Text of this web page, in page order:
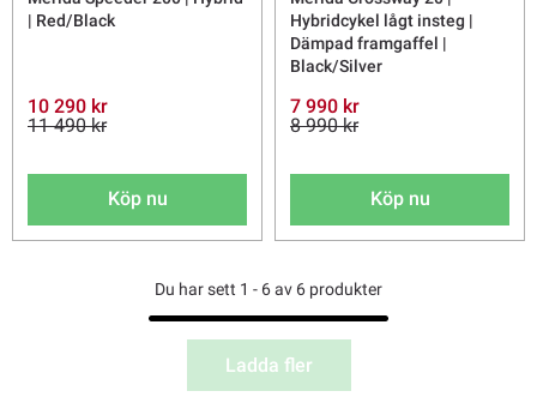
| Red/Black
10 290 kr
11 490 kr
Köp nu
Hybridcykel lågt insteg |
Dämpad framgaffel |
Black/Silver
7 990 kr
8 990 kr
Köp nu
Du har sett 1 - 6 av 6 produkter
Ladda fler